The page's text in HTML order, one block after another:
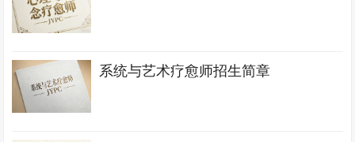
系统与艺术疗愈师招生简章